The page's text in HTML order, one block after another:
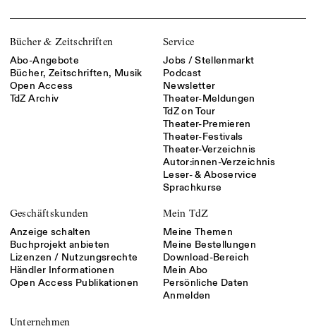
Bücher & Zeitschriften
Abo-Angebote
Bücher, Zeitschriften, Musik
Open Access
TdZ Archiv
Service
Jobs / Stellenmarkt
Podcast
Newsletter
Theater-Meldungen
TdZ on Tour
Theater-Premieren
Theater-Festivals
Theater-Verzeichnis
Autor:innen-Verzeichnis
Leser- & Aboservice
Sprachkurse
Geschäftskunden
Anzeige schalten
Buchprojekt anbieten
Lizenzen / Nutzungsrechte
Händler Informationen
Open Access Publikationen
Mein TdZ
Meine Themen
Meine Bestellungen
Download-Bereich
Mein Abo
Persönliche Daten
Anmelden
Unternehmen